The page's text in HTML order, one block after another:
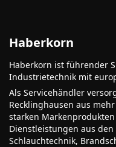
Haberkorn
Haberkorn ist führender
Industrietechnik mit
Als Servicehändler
Recklinghausen aus
starken
Dienstleistungen aus
Schlauchtechnik,